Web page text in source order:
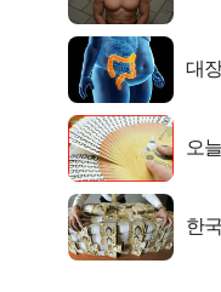
대
오
한